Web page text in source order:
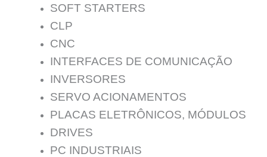
SOFT STARTERS
CLP
CNC
INTERFACES DE COMUNICAÇÃO
INVERSORES
SERVO ACIONAMENTOS
PLACAS ELETRÔNICOS, MÓDULOS
DRIVES
PC INDUSTRIAIS